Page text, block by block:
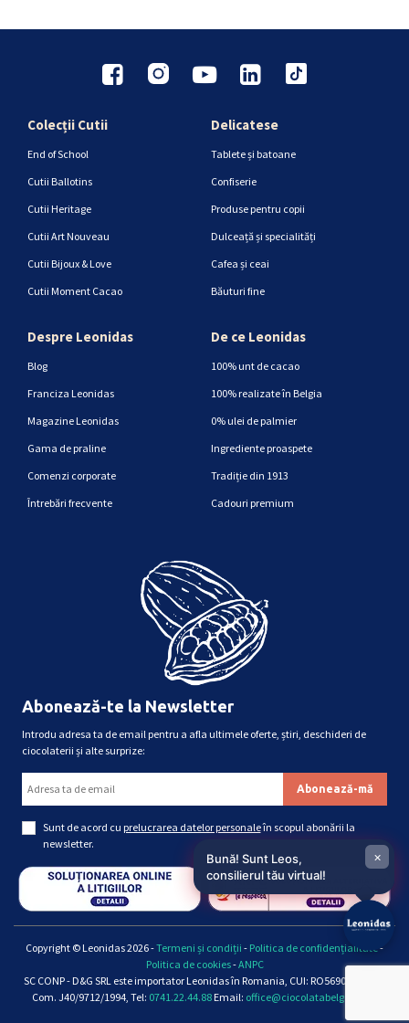
Colecții Cutii
End of School
Cutii Ballotins
Cutii Heritage
Cutii Art Nouveau
Cutii Bijoux & Love
Cutii Moment Cacao
Delicatese
Tablete și batoane
Confiserie
Produse pentru copii
Dulceață și specialități
Cafea și ceai
Băuturi fine
Despre Leonidas
Blog
Franciza Leonidas
Magazine Leonidas
Gama de praline
Comenzi corporate
Întrebări frecvente
De ce Leonidas
100% unt de cacao
100% realizate în Belgia
0% ulei de palmier
Ingrediente proaspete
Tradiție din 1913
Cadouri premium
Abonează-te la Newsletter
Introdu adresa ta de email pentru a afla ultimele oferte, știri, deschideri de
ciocolaterii și alte surprize:
Sunt de acord cu prelucrarea datelor personaleîn scopul abonării la
newsletter.
Copyright © Leonidas 2026 -Termeni și condiții - Politica de confidențialitate -
Politica de cookies-ANPC
SC CONP - D&G SRL este importator Leonidas în Romania, CUI: RO5690661, Reg.
Com. J40/9712/1994, Tel: 0741.22.44.88Email: office@ciocolatabelgiana.ro
Bună! Sunt Leos,
consilierul tău virtual!
×